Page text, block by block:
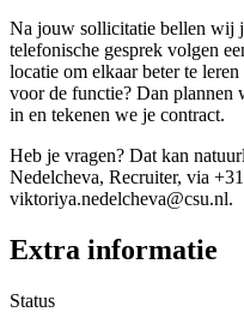
Na jouw sollicitatie bellen wij
telefonische gesprek volgen
locatie om elkaar beter te
voor de functie? Dan plannen
in en tekenen we je contract.
Heb je vragen? Dat kan
Nedelcheva, Recruiter, via
viktoriya.nedelcheva@csu.nl.
Extra informatie
Status